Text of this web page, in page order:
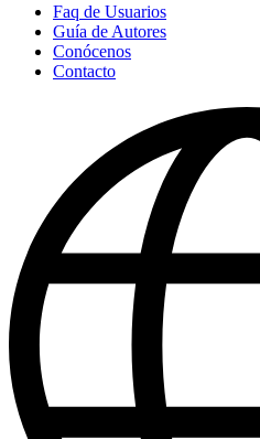
Faq de Usuarios
Guía de Autores
Conócenos
Contacto